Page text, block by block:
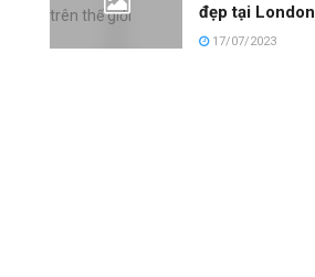
đẹp tại London
17/07/2023